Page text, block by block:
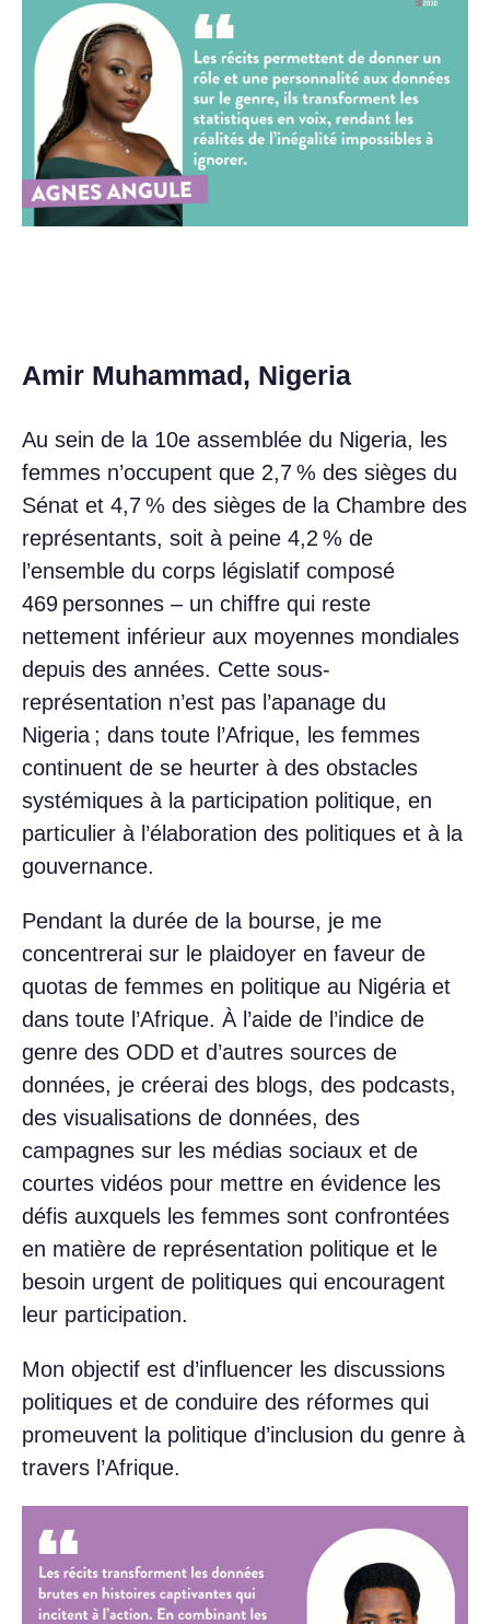
Amir Muhammad, Nigeria
Au sein de la 10e assemblée du Nigeria, les
femmes n’occupent que 2,7 % des sièges du
Sénat et 4,7 % des sièges de la Chambre des
représentants, soit à peine 4,2 % de
l’ensemble du corps législatif composé
469 personnes – un chiffre qui reste
nettement inférieur aux moyennes mondiales
depuis des années. Cette sous-
représentation n’est pas l’apanage du
Nigeria ; dans toute l’Afrique, les femmes
continuent de se heurter à des obstacles
systémiques à la participation politique, en
particulier à l’élaboration des politiques et à la
gouvernance.
Pendant la durée de la bourse, je me
concentrerai sur le plaidoyer en faveur de
quotas de femmes en politique au Nigéria et
dans toute l’Afrique. À l’aide de l’indice de
genre des ODD et d’autres sources de
données, je créerai des blogs, des podcasts,
des visualisations de données, des
campagnes sur les médias sociaux et de
courtes vidéos pour mettre en évidence les
défis auxquels les femmes sont confrontées
en matière de représentation politique et le
besoin urgent de politiques qui encouragent
leur participation.
Mon objectif est d’influencer les discussions
politiques et de conduire des réformes qui
promeuvent la politique d’inclusion du genre à
travers l’Afrique.